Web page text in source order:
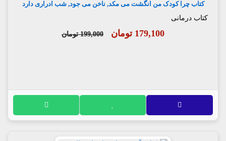
کتاب چرا کودک من انگشت می مکد, ناخن می جود, شب ادراری دارد
کتاب درمانی
179,100 تومان 199,000 تومان